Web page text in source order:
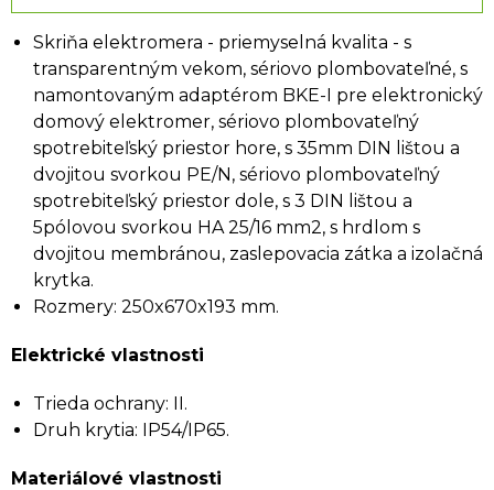
Skriňa elektromera - priemyselná kvalita - s
transparentným vekom, sériovo plombovateľné, s
namontovaným adaptérom BKE-I pre elektronický
domový elektromer, sériovo plombovateľný
spotrebiteľský priestor hore, s 35mm DIN lištou a
dvojitou svorkou PE/N, sériovo plombovateľný
spotrebiteľský priestor dole, s 3 DIN lištou a
5pólovou svorkou HA 25/16 mm2, s hrdlom s
dvojitou membránou, zaslepovacia zátka a izolačná
krytka.
Rozmery: 250x670x193 mm.
Elektrické vlastnosti
Trieda ochrany: II.
Druh krytia: IP54/IP65.
Materiálové vlastnosti